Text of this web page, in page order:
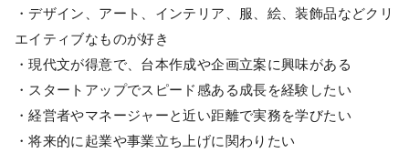
・デザイン、アート、インテリア、服、絵、装飾品などクリ
エイティブなものが好き
・現代文が得意で、台本作成や企画立案に興味がある
・スタートアップでスピード感ある成長を経験したい
・経営者やマネージャーと近い距離で実務を学びたい
・将来的に起業や事業立ち上げに関わりたい